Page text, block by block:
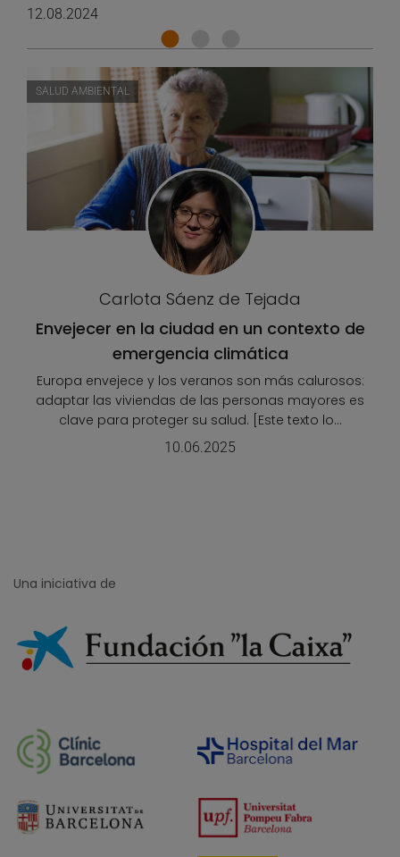
12.08.2024
Carlota Sáenz de Tejada
Envejecer en la ciudad en un contexto de
emergencia climática
Europa envejece y los veranos son más calurosos:
adaptar las viviendas de las personas mayores es
clave para proteger su salud. [Este texto lo...
SALUD AMBIENTAL
10.06.2025
Una iniciativa de